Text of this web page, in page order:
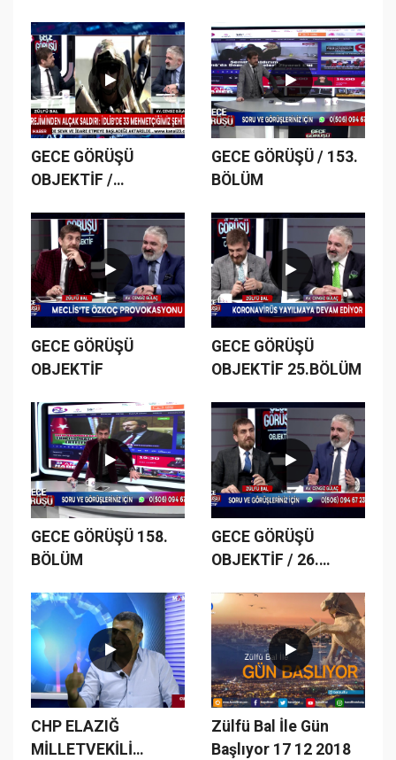
GECE GÖRÜŞÜ
OBJEKTİF /
GECE GÖRÜŞÜ / 153.
BÖLÜM
GECE GÖRÜŞÜ
OBJEKTİF
GECE GÖRÜŞÜ
OBJEKTİF 25.BÖLÜM
GECE GÖRÜŞÜ 158.
BÖLÜM
GECE GÖRÜŞÜ
OBJEKTİF / 26.
CHP ELAZIĞ
MİLLETVEKİLİ
Zülfü Bal İle Gün
Başlıyor 17 12 2018